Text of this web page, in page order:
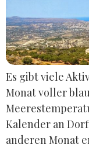
Es gibt viele
Monat voller
Kalender an
anderen Monat